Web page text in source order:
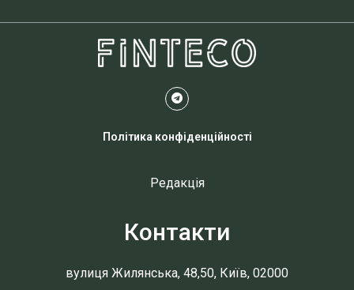
Політика конфіденційності
Редакція
Контакти
вулиця Жилянська, 48,50, Київ, 02000